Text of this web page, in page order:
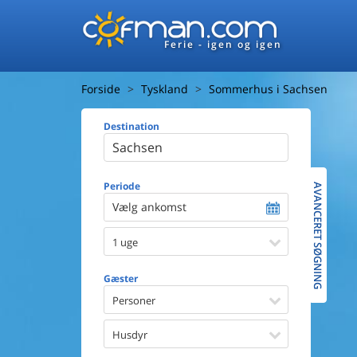
Ferie - igen og igen
Forside Tyskland Sommerhus i Sachsen
Destination
Periode
Vælg ankomst
1 uge
Gæster
Personer
Husdyr
Afstand til
Udsigt til
Faciliteter
Spa
AVANCERET SØGNING